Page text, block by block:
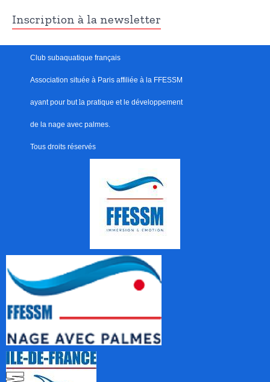
Inscription à la newsletter
Club subaquatique français
Association située à Paris affiliée à la FFESSM
ayant pour but la pratique et le développement
de la nage avec palmes.
Tous droits réservés